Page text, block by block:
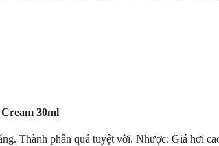
30ml
Thành phần quá tuyệt vời. Nhược: Giá hơi